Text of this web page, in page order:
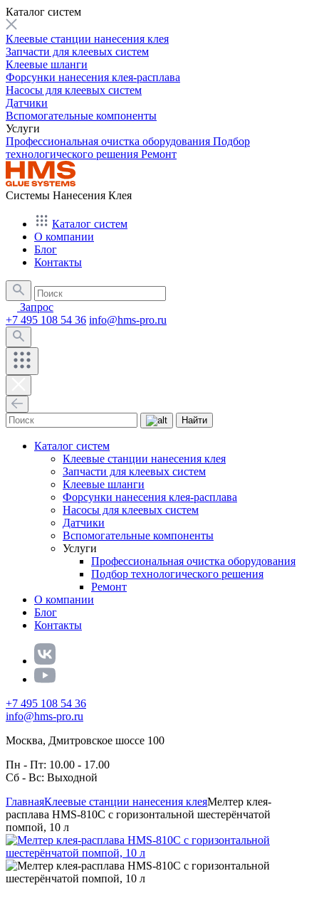
Каталог систем
Клеевые станции нанесения клея
Запчасти для клеевых систем
Клеевые шланги
Форсунки нанесения клея-расплава
Насосы для клеевых систем
Датчики
Вспомогательные компоненты
Услуги
Профессиональная очистка оборудования Подбор
технологического решения Ремонт
Системы Нанесения Клея
Каталог систем
О компании
Блог
Контакты
Запрос
+7 495 108 54 36 info@hms-pro.ru
Найти
Каталог систем
Клеевые станции нанесения клея
Запчасти для клеевых систем
Клеевые шланги
Форсунки нанесения клея-расплава
Насосы для клеевых систем
Датчики
Вспомогательные компоненты
Услуги
Профессиональная очистка оборудования
Подбор технологического решения
Ремонт
О компании
Блог
Контакты
+7 495 108 54 36
info@hms-pro.ru
Москва, Дмитровское шоссе 100
Пн - Пт: 10.00 - 17.00
Сб - Вс: Выходной
ГлавнаяКлеевые станции нанесения клеяМелтер клея-
расплава HMS-810C с горизонтальной шестерёнчатой
помпой, 10 л